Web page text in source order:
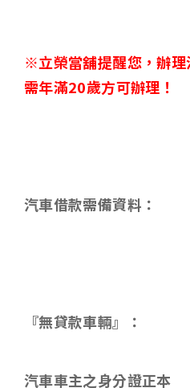
※立榮當舖提醒您，辦
需年滿20歲方可辦理！
汽車借款需備資料：
『無貸款車輛』：
汽車車主之身分證正本